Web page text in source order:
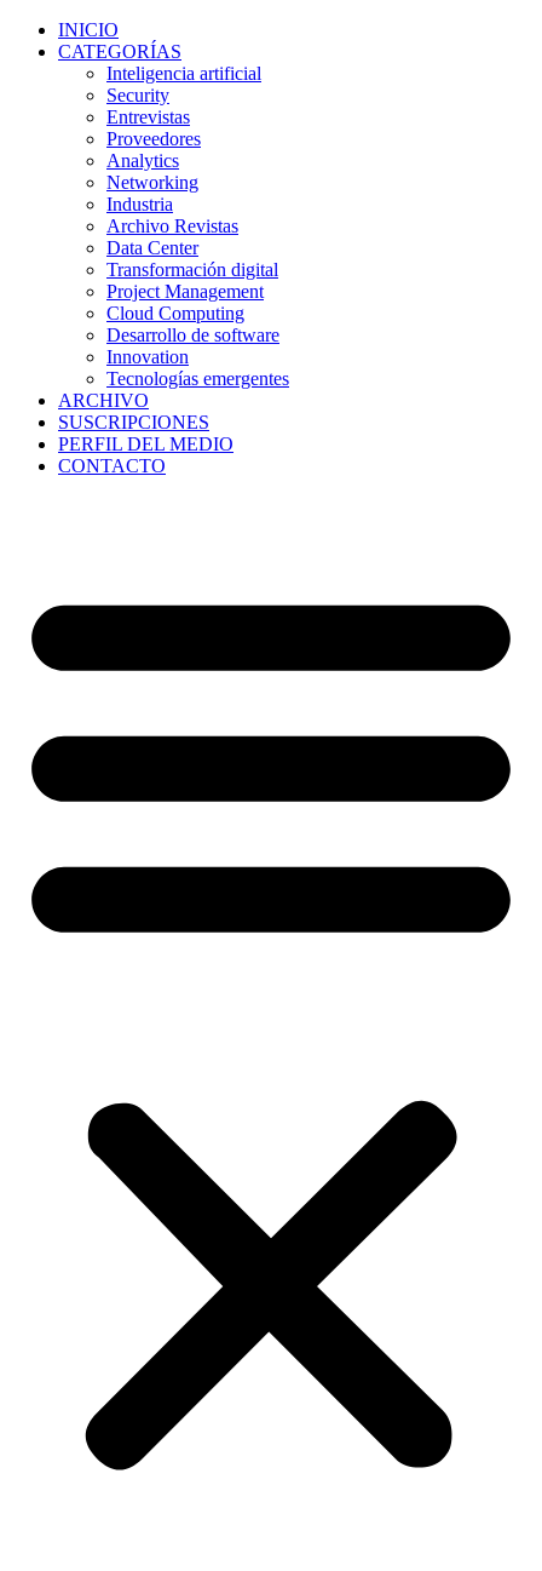
INICIO
CATEGORÍAS
Inteligencia artificial
Security
Entrevistas
Proveedores
Analytics
Networking
Industria
Archivo Revistas
Data Center
Transformación digital
Project Management
Cloud Computing
Desarrollo de software
Innovation
Tecnologías emergentes
ARCHIVO
SUSCRIPCIONES
PERFIL DEL MEDIO
CONTACTO